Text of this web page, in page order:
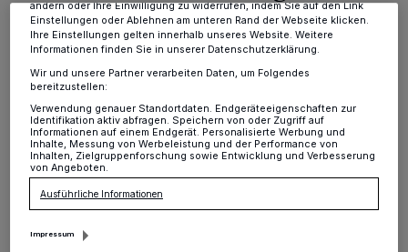
Hochdahl·Die Veranstaltungsreihe „Vorlesen
international“ in der Stadtbücherei geht nach der
pandemiebedingten Pause weiter: Den Auftakt macht
ein Bilderbuch von Paul Maar, das auf Arabisch und
Deutsch vorgetragen wird.
09.11.2021 , 10:55 Uhr Eine Minute Lesezeit
ändern oder Ihre Einwilligung zu widerrufen, indem Sie auf den Link
Einstellungen oder Ablehnen am unteren Rand der Webseite klicken.
Ihre Einstellungen gelten innerhalb unseres Website. Weitere
Informationen finden Sie in unserer Datenschutzerklärung.
Wir und unsere Partner verarbeiten Daten, um Folgendes
bereitzustellen:
Verwendung genauer Standortdaten. Endgeräteeigenschaften zur
Identifikation aktiv abfragen. Speichern von oder Zugriff auf
Informationen auf einem Endgerät. Personalisierte Werbung und
Inhalte, Messung von Werbeleistung und der Performance von
Inhalten, Zielgruppenforschung sowie Entwicklung und Verbesserung
von Angeboten.
Ausführliche Informationen
Impressum